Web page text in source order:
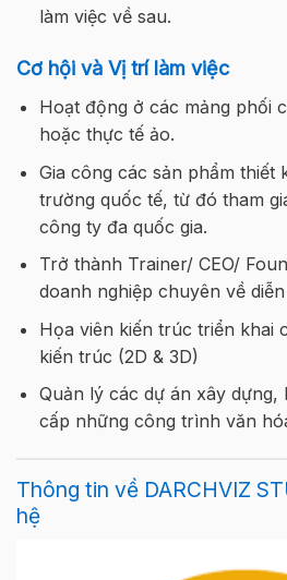
làm việc về sau.
Cơ hội và Vị trí làm việc
Hoạt động ở các mảng phối
hoặc thực tế ảo.
Gia công các sản phẩm thiết
trường quốc tế, từ đó tham
công ty đa quốc gia.
Trở thành Trainer/ CEO/
doanh nghiệp chuyên về
Họa viên kiến trúc triển khai
kiến trúc (2D & 3D)
Quản lý các dự án xây dựng,
cấp những công trình văn
Thông tin về DARCHVIZ
hệ